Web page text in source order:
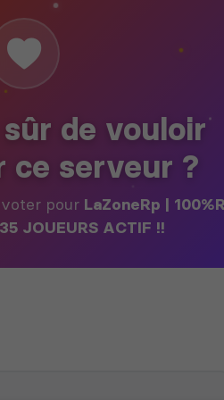
de vouloir
ce serveur ?
pour LaZoneRp |
JOUEURS ACTIF !!